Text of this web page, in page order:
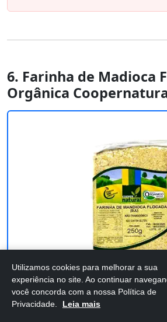
6. Farinha de Madioca
Orgânica
Farinha de Madioca
Utilizamos cookies para melhorar a sua
experiência no site. Ao continuar
você concorda com a nossa Política de
Privacidade.
Leia mais